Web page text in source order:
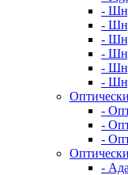
-
-
-
-
-
-
-
-
-
-